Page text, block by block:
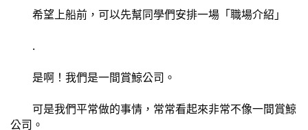
	希望上船前，可以先幫同學們安排一場「職場介紹」
	.
	是啊！我們是一間賞鯨公司。
公司。